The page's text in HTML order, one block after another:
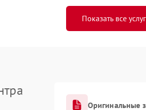
Показать все
Оригинальные